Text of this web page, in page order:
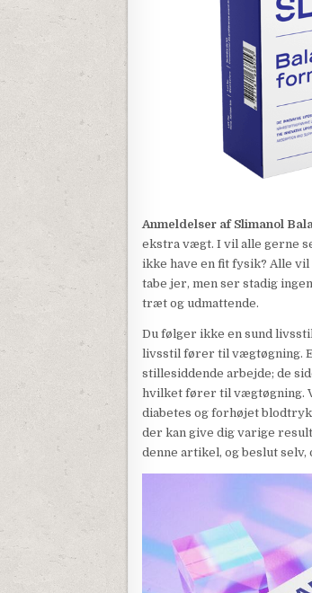
Anmeldelser af Slimanol
ekstra vægt. I vil alle gerne
ikke have en fit fysik? Alle
tabe jer, men ser stadig
træt og udmattende.
Du følger ikke en sund
livsstil fører til vægtøgning.
stillesiddende arbejde; de
hvilket fører til vægtøgning.
diabetes og forhøjet
der kan give dig varige
denne artikel, og beslut